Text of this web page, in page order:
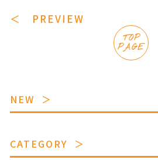
＜ PREVIEW
TOP
PAGE
NEW
CATEGORY